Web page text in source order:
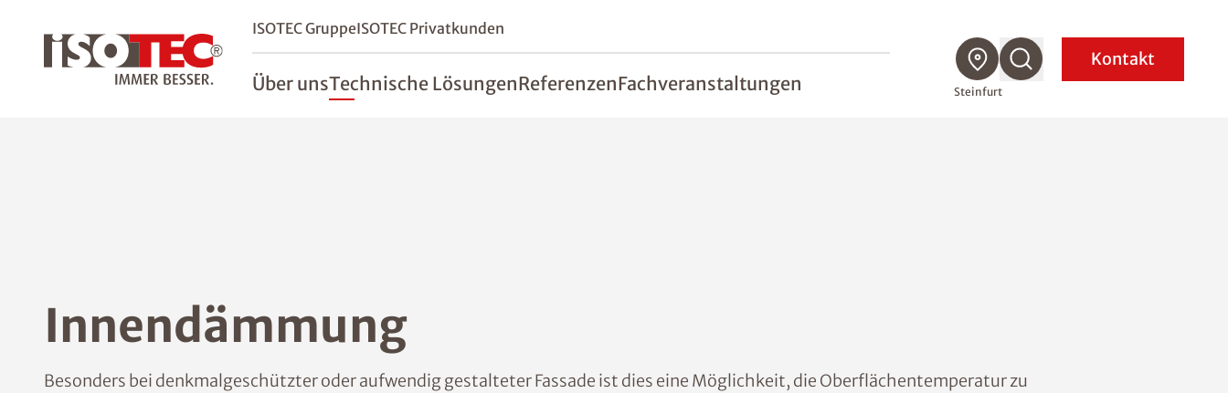
ISOTEC GruppeISOTEC Privatkunden
Über unsTechnische LösungenReferenzenFachveranstaltungen Steinfurt
Kontakt
Innendämmung
Besonders bei denkmalgeschützter oder aufwendig gestalteter Fassade ist dies eine Möglichkeit, die Oberflächentemperatur zu